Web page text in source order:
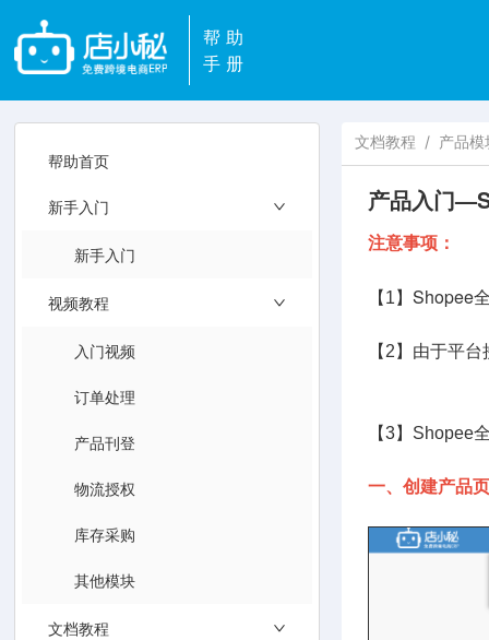
帮助
手册
帮助首页
新手入门
新手入门
视频教程
入门视频
订单处理
产品刊登
物流授权
库存采购
其他模块
文档教程
文档教程 / 产品模
产品入门
注意事项：
【1】 Shopee
【2】由于平
【3】Shopee
一、创建产品